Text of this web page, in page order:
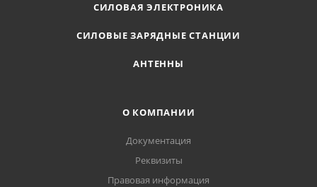
СИЛОВАЯ ЭЛЕКТРОНИКА
СИЛОВЫЕ ЗАРЯДНЫЕ СТАНЦИИ
АНТЕННЫ
О КОМПАНИИ
Документация
Реквизиты
Правовая информация